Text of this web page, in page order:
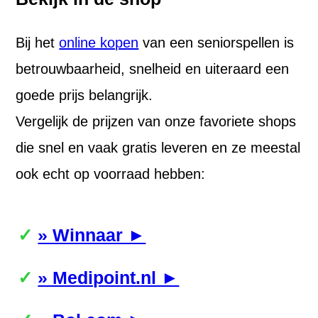
Bij hetonline kopen van een seniorspellen is
betrouwbaarheid, snelheid en uiteraard een
goede prijs belangrijk.
Vergelijk de prijzen van onze favoriete shops
die snel en vaak gratis leveren en ze meestal
ook echt op voorraad hebben:
» Winnaar ►
» Medipoint.nl ►